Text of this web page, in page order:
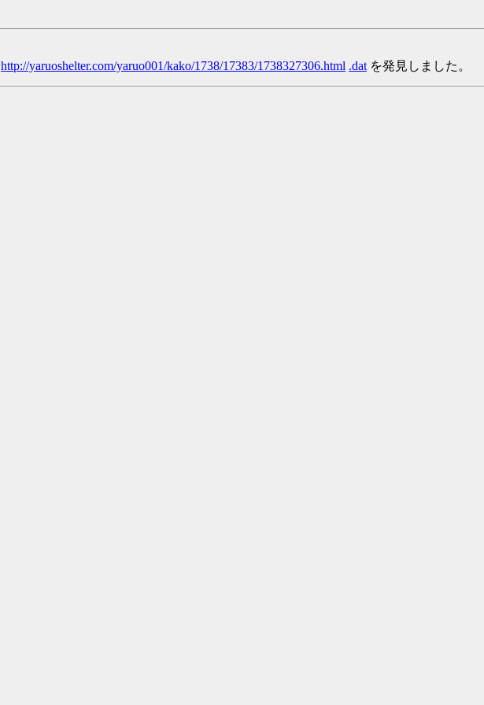
http://yaruoshelter.com/yaruo001/kako/1738/17383/1738327306.html .datを発見しました。